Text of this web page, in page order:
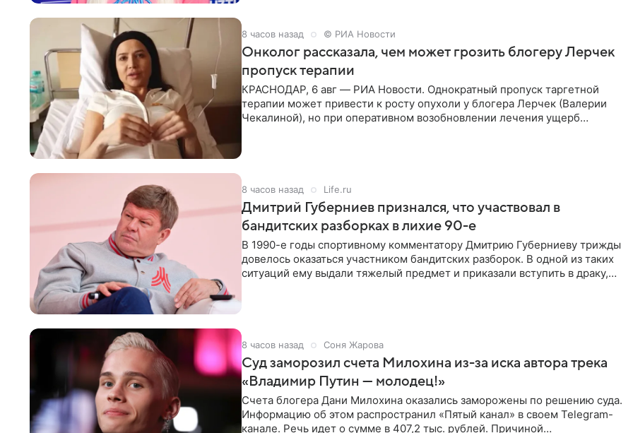
8 часов назад © РИА Новости
Онколог рассказала, чем может грозить блогеру Лерчек
пропуск терапии
КРАСНОДАР, 6 авг — РИА Новости. Однократный пропуск таргетной
терапии может привести к росту опухоли у блогера Лерчек (Валерии
Чекалиной), но при оперативном возобновлении лечения ущерб
8 часов назад Life.ru
Дмитрий Губерниев признался, что участвовал в
бандитских разборках в лихие 90-е
В 1990-е годы спортивному комментатору Дмитрию Губерниеву трижды
довелось оказаться участником бандитских разборок. В одной из таких
ситуаций ему выдали тяжелый предмет и приказали вступить в драку,
8 часов назад Соня Жарова
Суд заморозил счета Милохина из-за иска автора трека
«Владимир Путин — молодец!»
Счета блогера Дани Милохина оказались заморожены по решению суда.
Информацию об этом распространил «Пятый канал» в своем Telegram-
канале. Речь идет о сумме в 407,2 тыс. рублей. Причиной